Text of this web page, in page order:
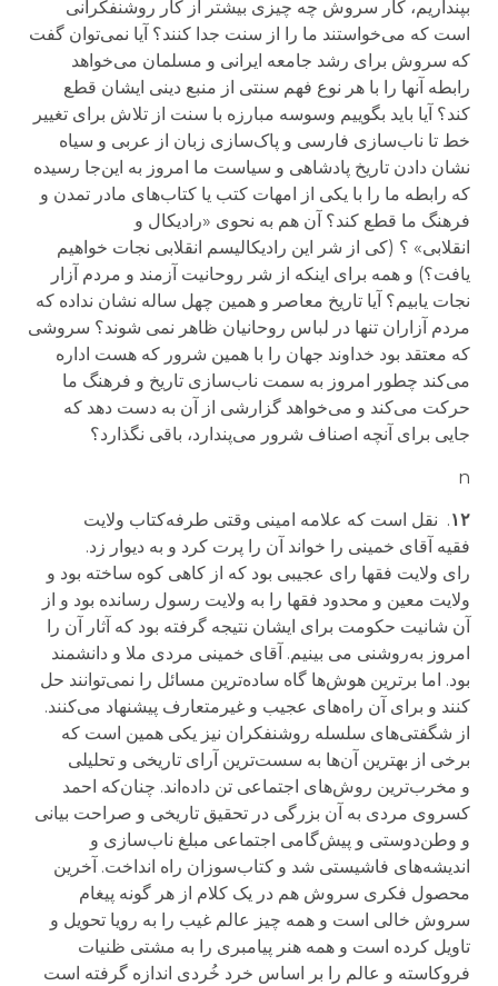
بپنداریم، کار سروش چه چیزی بیشتر از کار روشنفکرانی
است که می‌خواستند ما را از سنت جدا کنند؟ آیا نمی‌توان گفت
که سروش برای رشد جامعه ایرانی و مسلمان می‌خواهد
رابطه آنها را با هر نوع فهم سنتی از منبع دینی ایشان قطع
کند؟ آیا باید بگوییم وسوسه مبارزه با سنت از تلاش برای تغییر
خط تا ناب‌سازی فارسی و پاک‌سازی زبان از عربی و سیاه
نشان دادن تاریخ پادشاهی و سیاست ما امروز به این‌جا رسیده
که رابطه ما را با یکی از امهات کتب یا کتاب‌های مادر تمدن و
فرهنگ ما قطع کند؟ آن هم به نحوی «رادیکال و
انقلابی» ؟ (کی از شر این رادیکالیسم انقلابی نجات خواهیم
یافت؟) و همه برای اینکه از شر روحانیت آزمند و مردم آزار
نجات یابیم؟ آیا تاریخ معاصر و همین چهل ساله نشان نداده که
مردم آزاران تنها در لباس روحانیان ظاهر نمی شوند؟ سروشی
که معتقد بود خداوند جهان را با همین شرور که هست اداره
می‌کند چطور امروز به سمت ناب‌سازی تاریخ و فرهنگ ما
حرکت می‌کند و می‌خواهد گزارشی از آن به دست دهد که
جایی برای آنچه اصناف شرور می‌پندارد، باقی نگذارد؟
n
۱۲. نقل است که علامه امینی وقتی طرفه‌کتاب ولایت
فقیه آقای خمینی را خواند آن را پرت کرد و به دیوار زد.
رای ولایت فقها رای عجیبی بود که از کاهی کوه ساخته بود و
ولایت معین و محدود فقها را به ولایت رسول رسانده بود و از
آن شانیت حکومت برای ایشان نتیجه گرفته بود که آثار آن را
امروز به‌روشنی می بینیم. آقای خمینی مردی ملا و دانشمند
بود. اما برترین هوش‌ها گاه ساده‌ترین مسائل را نمی‌توانند حل
کنند و برای آن راه‌های عجیب و غیرمتعارف پیشنهاد می‌کنند.
از شگفتی‌های سلسله روشنفکران نیز یکی همین است که
برخی از بهترین آن‌ها به سست‌ترین آرای تاریخی و تحلیلی
و مخرب‌ترین روش‌های اجتماعی تن داده‌اند. چنان‌که احمد
کسروی مردی به آن بزرگی در تحقیق تاریخی و صراحت بیانی
و وطن‌دوستی و پیش‌گامی اجتماعی مبلغ ناب‌سازی و
اندیشه‌های فاشیستی شد و کتاب‌سوزان راه انداخت. آخرین
محصول فکری سروش هم در یک کلام از هر گونه پیغام
سروش خالی است و همه چیز عالم غیب را به رویا تحویل و
تاویل کرده است و همه هنر پیامبری را به مشتی ظنیات
فروکاسته و عالم را بر اساس خرد خُردی اندازه گرفته است